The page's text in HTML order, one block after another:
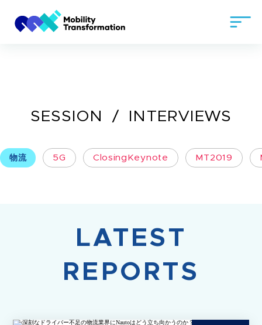
SESSION INTERVIEWS
5G ClosingKeynote MT2019
物流
LATEST
REPORTS